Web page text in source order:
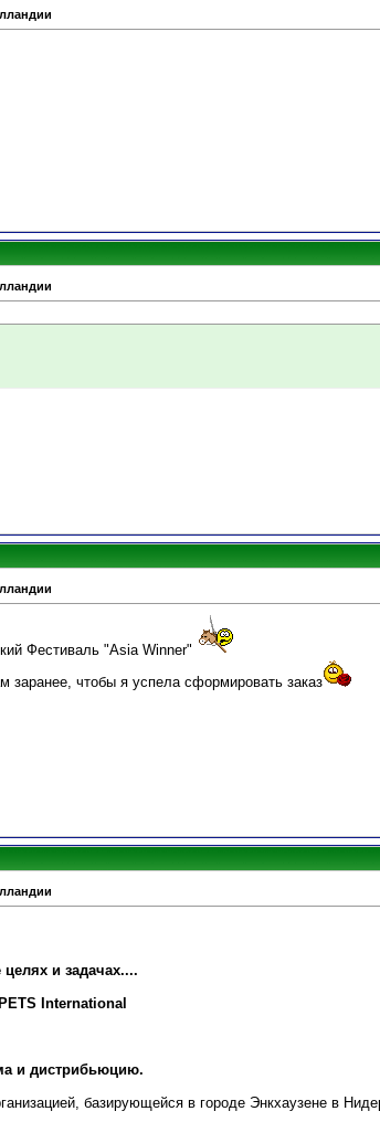
Фестиваль "Asia Winner"
заранее, чтобы я успела сформировать заказ
целях и задачах....
International
и дистрибьюцию.
базирующейся в городе Энкхаузене в